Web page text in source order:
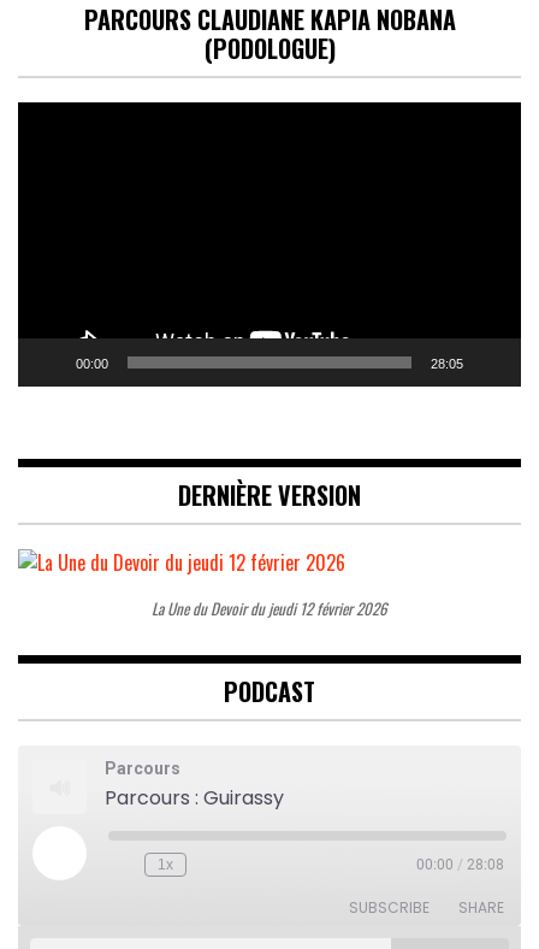
PARCOURS CLAUDIANE KAPIA NOBANA
(PODOLOGUE)
00:00 28:05
DERNIÈRE VERSION
La Une du Devoir du jeudi 12 février 2026
PODCAST
Parcours
Parcours : Guirassy
Play
Episode
Rewind
1x 00:00 / 28:08
SUBSCRIBE SHARE